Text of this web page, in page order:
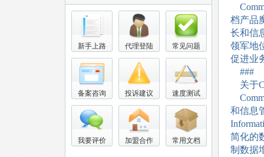
新手上路 代理登陆 常见问题
备案咨询 投诉建议 速度测试
我要评价 加盟合作 常用文档
档产品
长和信
领军地
促进业
###
关于
和信息
简化的
制数据